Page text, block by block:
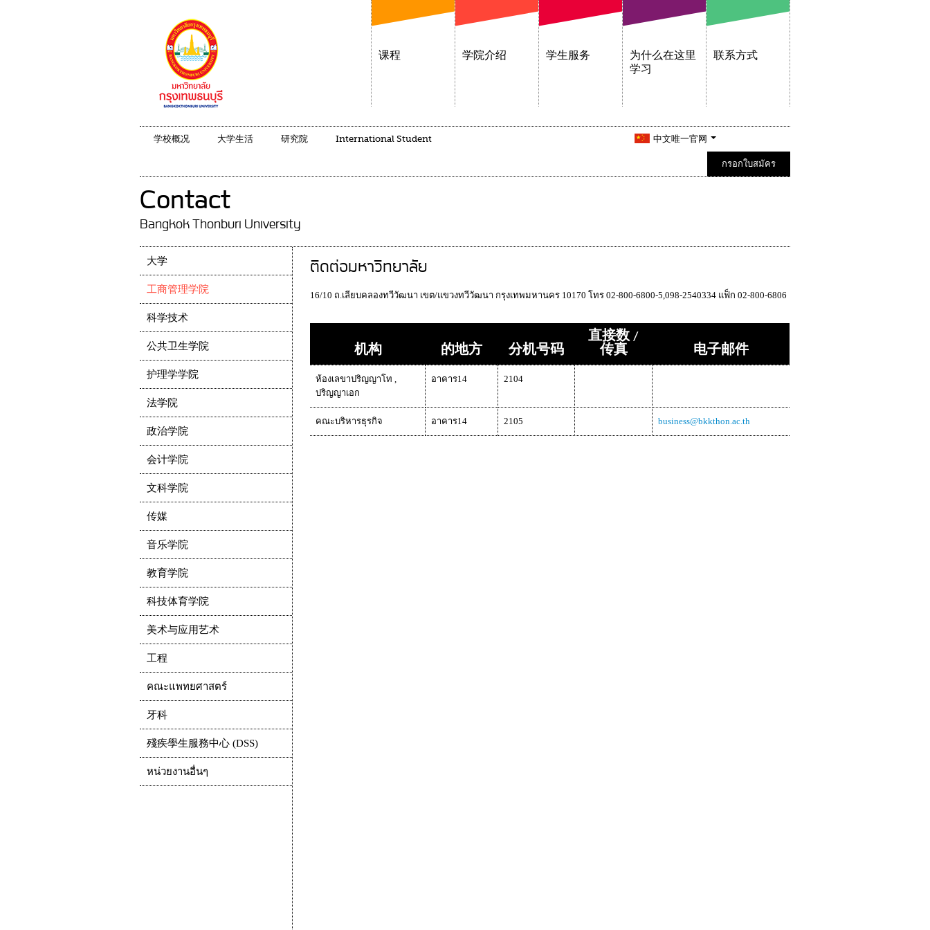
课程 学院介绍 学生服务
为什么在这里
学习
联系方式
学校概况 大学生活 研究院 International Student 中文唯一官网
กรอกใบสมัคร
Contact
Bangkok Thonburi University
ติดต่อมหาวิทยาลัย
16/10 ถ.เลียบคลองทวีวัฒนา เขต/แขวงทวีวัฒนา กรุงเทพมหานคร 10170 โทร 02-800-6800-5,098-2540334 แฟ็ก 02-800-6806
机构 的地方 分机号码
直接数 /
传真
电子邮件
ห้องเลขาปริญญาโท ,
ปริญญาเอก
อาคาร14 2104
คณะบริหารธุรกิจ อาคาร14 2105 business@bkkthon.ac.th
大学
工商管理学院
科学技术
公共卫生学院
护理学学院
法学院
政治学院
会计学院
文科学院
传媒
音乐学院
教育学院
科技体育学院
美术与应用艺术
工程
คณะแพทยศาสตร์
牙科
殘疾學生服務中心 (DSS)
หน่วยงานอื่นๆ